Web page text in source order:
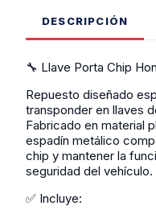
DESCRIPCIÓN
🔧 Llave Porta Chip
Repuesto diseñado
transponder en llaves
Fabricado en material
espadín metálico
chip y mantener la
seguridad del vehículo.
✅ Incluye: